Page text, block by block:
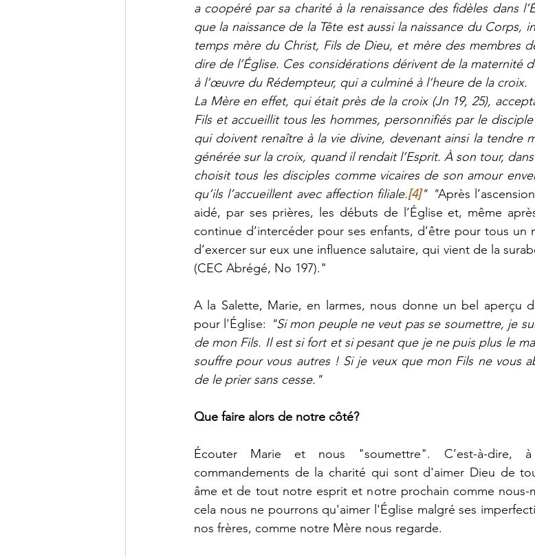
a coopéré par sa charité à la renaissance des fidèles dans
que la naissance de la Tête est aussi la naissance du Corps,
temps mère du Christ, Fils de Dieu, et mère des membres
dire de l’Église. Ces considérations dérivent de la maternité
à l’œuvre du Rédempteur, qui a culminé à l’heure de la croix.
La Mère en effet, qui était près de la croix (Jn 19, 25),
Fils et accueillit tous les hommes, personnifiés par le
qui doivent renaître à la vie divine, devenant ainsi la tendre
générée sur la croix, quand il rendait l’Esprit. À son tour,
choisit tous les disciples comme vicaires de son amour
qu’ils l’accueillent avec affection filiale.[4]" "Après
aidé, par ses prières, les débuts de l’Église et, même
continue d’intercéder pour ses enfants, d’être pour tous
d’exercer sur eux une influence salutaire, qui vient de la
(CEC Abrégé, No 197)."
A la Salette, Marie, en larmes, nous donne un bel aperçu
pour l'Église: "Si mon peuple ne veut pas se soumettre, je
de mon Fils. Il est si fort et si pesant que je ne puis plus le
souffre pour vous autres ! Si je veux que mon Fils ne vous
de le prier sans cesse."
Que faire alors de notre côté?
Écouter Marie et nous "soumettre". C’est-à-dire,
commandements de la charité qui sont d'aimer Dieu de
âme et de tout notre esprit et notre prochain comme nous-
cela nous ne pourrons qu'aimer l'Église malgré ses
nos frères, comme notre Mère nous regarde.